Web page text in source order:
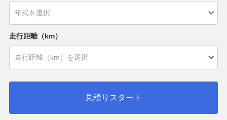
走行距離（km）
見積りスタート